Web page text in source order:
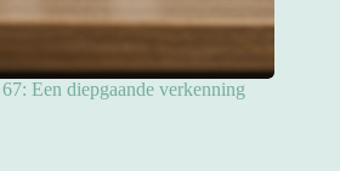
Een diepgaande verkenning